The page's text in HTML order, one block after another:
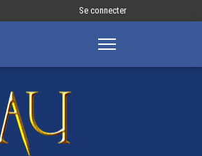
Меню
запису
Se connecter